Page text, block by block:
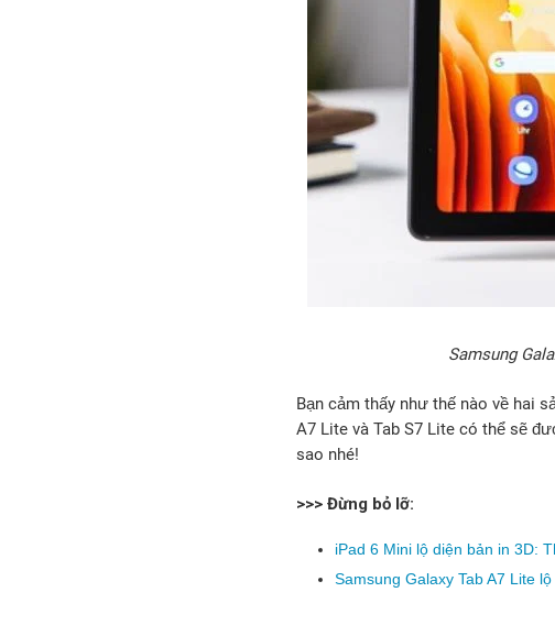
Samsung
Bạn cảm thấy như thế nào về hai
A7 Lite và Tab S7 Lite có thể sẽ
sao nhé!
>>> Đừng bỏ lỡ:
iPad 6 Mini lộ diện bản in 3D:
Samsung Galaxy Tab A7 Lite